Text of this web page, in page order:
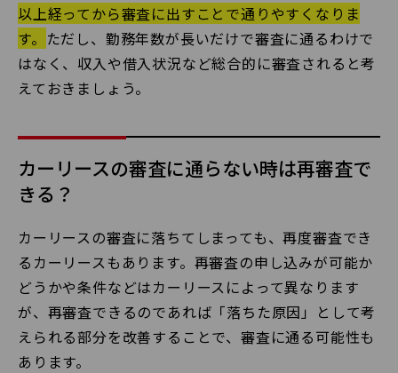
以上経ってから審査に出すことで通りやすくなりま
す。 ただし、勤務年数が長いだけで審査に通るわけで
はなく、収入や借入状況など総合的に審査されると考
えておきましょう。
カーリースの審査に通らない時は再審査で
きる？
カーリースの審査に落ちてしまっても、再度審査でき
るカーリースもあります。再審査の申し込みが可能か
どうかや条件などはカーリースによって異なります
が、再審査できるのであれば「落ちた原因」として考
えられる部分を改善することで、審査に通る可能性も
あります。